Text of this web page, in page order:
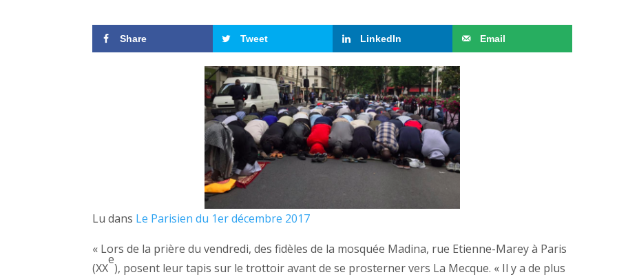
Share Tweet LinkedIn Email
Lu dans Le Parisien du 1er décembre 2017
« Lors de la prière du vendredi, des fidèles de la mosquée Madina, rue Etienne-Marey à Paris
(XX
e
), posent leur tapis sur le trottoir avant de se prosterner vers La Mecque. « Il y a de plus